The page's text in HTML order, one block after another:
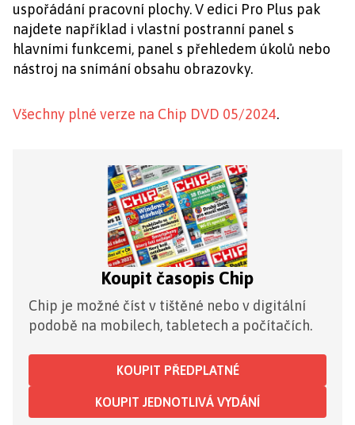
uspořádání pracovní plochy. V edici Pro Plus pak
najdete například i vlastní postranní panel s
hlavními funkcemi, panel s přehledem úkolů nebo
nástroj na snímání obsahu obrazovky.
Všechny plné verze na Chip DVD 05/2024.
Koupit časopis Chip
Chip je možné číst v tištěné nebo v digitální
podobě na mobilech, tabletech a počítačích.
KOUPIT PŘEDPLATNÉ
KOUPIT JEDNOTLIVÁ VYDÁNÍ